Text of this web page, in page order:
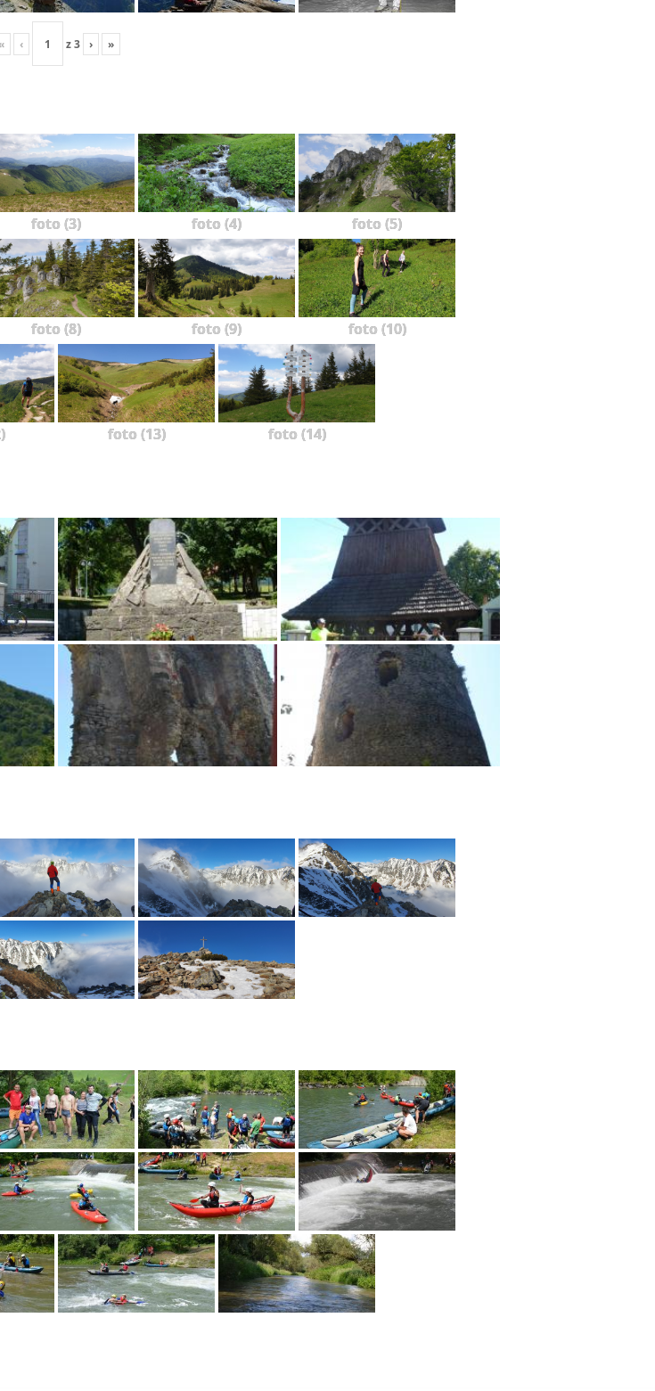
‹ z3 › »
foto (3) foto (4) foto (5)
foto (8) foto (9) foto (10)
foto (13) foto (14)